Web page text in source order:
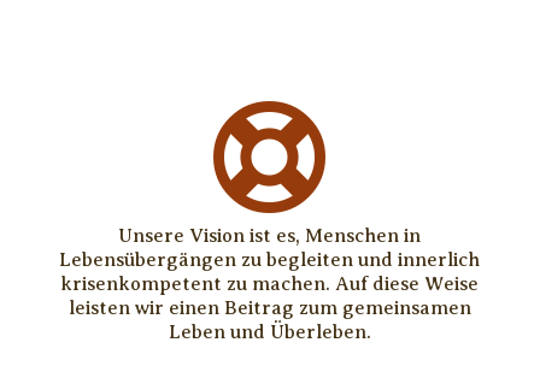

Unsere Vision ist es, Menschen in
Lebensübergängen zu begleiten und innerlich
krisenkompetent zu machen. Auf diese Weise
leisten wir einen Beitrag zum gemeinsamen
Leben und Überleben.